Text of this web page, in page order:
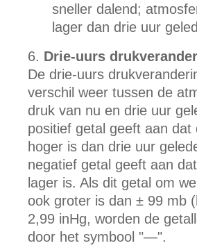
sneller dalend;
lager dan drie uur
Drie-uurs
De drie-uurs
verschil weer tussen de
druk van nu en drie uur
positief getal geeft aan dat
hoger is dan drie uur
negatief getal geeft aan
lager is. Als dit getal om
ook groter is dan ± 99 mb
2,99 inHg, worden de
door het symbool "—".